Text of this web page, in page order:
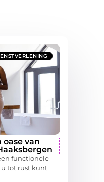
van
functionele
tot rust kunt